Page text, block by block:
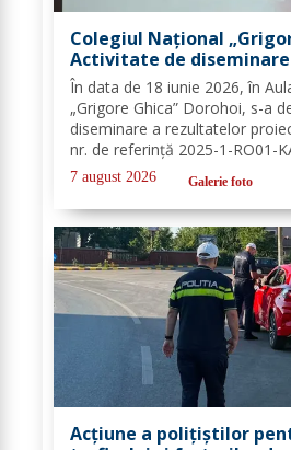
Colegiul Național
Activitate de
proiectului Erasmus+
KA121-SCH-000333361
În data de 18 iunie 2026, în
„Grigore Ghica” Dorohoi, s-a
diseminare a rezultatelor
nr. de referință 2025-1-RO01-
organizată de contabilul-șef,
secretarul unității, doamna
7 august 2026 Galerie foto
Acțiune a polițiștilor